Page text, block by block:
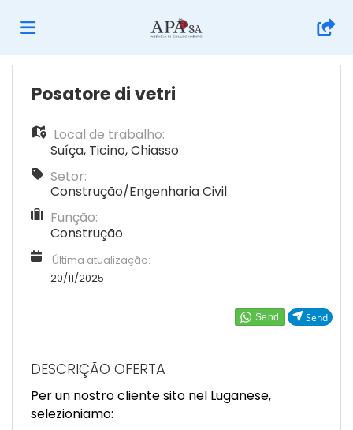
Página
inicial
Ofertas
de
emprego
Regista-
FR
Send
Posatore di vetri
Local de trabalho:
Suíça, Ticino,Chiasso
Setor:
Construção/Engenharia Civil
Função:
Construção
Última atualização:
20/11/2025
DESCRIÇÃO OFERTA
Per un nostro cliente sito nel Luganese,
selezioniamo: